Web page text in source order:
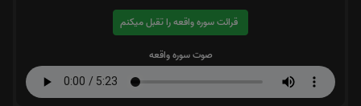
قرائت سوره واقعه را تقبل میکنم
صوت سوره واقعه